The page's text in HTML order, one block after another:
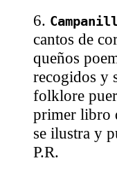
6.
cantos de
queños
recogidos y
folklore
primer libro
se ilustra y
P.R.